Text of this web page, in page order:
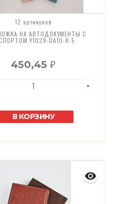
12 артикулов
НА АВТОДОКУМЕНТЫ С
Y1029-DA10-K-5
450,45₽
В КОРЗИНУ